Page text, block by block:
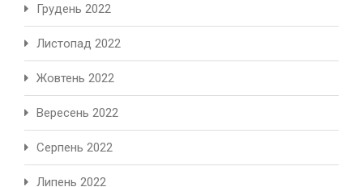
Грудень 2022
Листопад 2022
Жовтень 2022
Вересень 2022
Серпень 2022
Липень 2022